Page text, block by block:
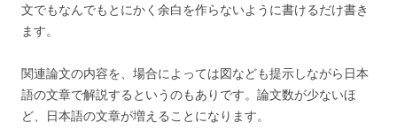
文でもなんでもとにかく余白を作らないように書けるだけ書き
ます。
関連論文の内容を、場合によっては図なども提示しながら日本
語の文章で解説するというのもありです。論文数が少ないほ
ど、日本語の文章が増えることになります。